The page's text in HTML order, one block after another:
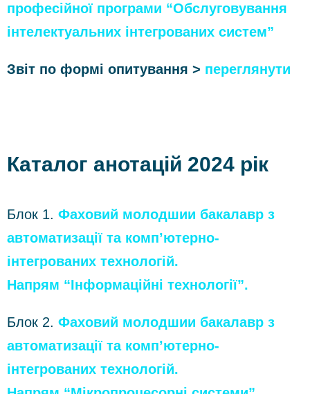
професійної програми “Обслуговування
інтелектуальних інтегрованих систем”
Звіт по формі опитування > переглянути
Каталог анотацій 2024 рік
Блок 1. Фаховий молодшии бакалавр з
автоматизації та комп’ютерно-
інтегрованих технологій.
Напрям “Інформаційні технології”.
Блок 2. Фаховий молодшии бакалавр з
автоматизації та комп’ютерно-
інтегрованих технологій.